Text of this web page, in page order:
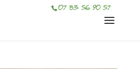
07 83 56 90 57